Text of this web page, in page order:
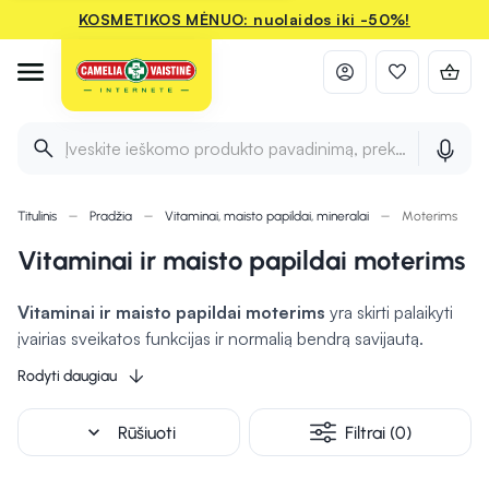
KOSMETIKOS MĖNUO: nuolaidos iki -50%!
Įveskite ieškomo produkto pavadinimą, prekės ženklą ir
Titulinis Pradžia Vitaminai, maisto papildai, mineralai Moterims
Vitaminai ir maisto papildai moterims
Vitaminai ir maisto papildai moterims yra skirti palaikyti
įvairias sveikatos funkcijas ir normalią bendrą savijautą.
Dažnai rekomenduojama vartoti vitaminą D, kuris yra
svarbus kaulų funkcijai, imuninei sveikatai bei kalcį, kuris
stiprina kaulus ir dantis. Vitaminas B12 ir folio rūgštis gali
padėti palaikyti energijos lygį ir nervų sistemos veiklą
Rodyti daugiau
expand_more Rūšiuoti Filtrai (0)